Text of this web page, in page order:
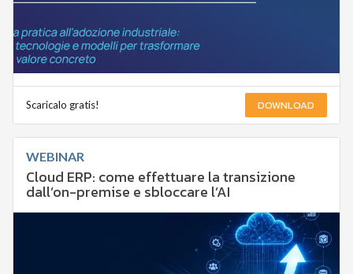
Scaricalo gratis! DOWNLOAD
WEBINAR
Cloud ERP: come effettuare la transizione
dall’on-premise e sbloccare l’AI